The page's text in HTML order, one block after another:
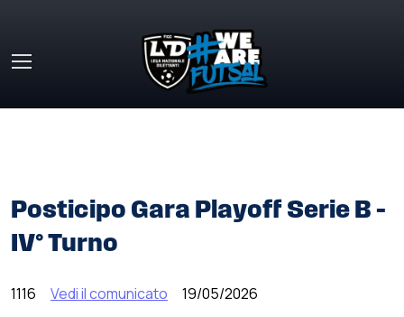
Posticipo Gara Playoff Serie B –
IV° Turno
1116 Vedi il comunicato 19/05/2026